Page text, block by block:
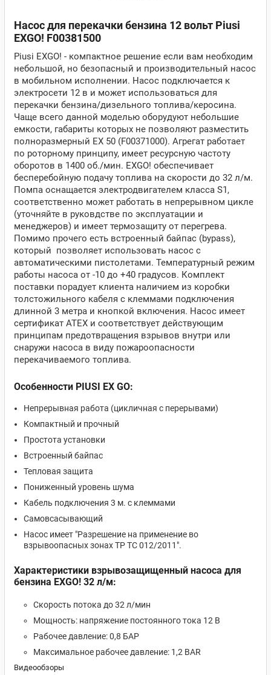
Насос для перекачки бензина 12 вольт Piusi
EXGO! F00381500
Piusi EXGO! - компактное решение если вам необходим
небольшой, но безопасный и производительный насос
в мобильном исполнении. Насос подключается к
электросети 12 в и может использоваться для
перекачки бензина/дизельного топлива/керосина.
Чаще всего данной моделью оборудуют небольшие
емкости, габариты которых не позволяют разместить
полноразмерный EX 50 (F00371000). Агрегат работает
по роторному принципу, имеет ресурсную частоту
оборотов в 1400 об./мин. EXGO! обеспечивает
бесперебойную подачу топлива на скорости до 32 л/м.
Помпа оснащается электродвигателем класса S1,
соответственно может работать в непрерывном цикле
(уточняйте в руковдстве по эксплуатации и
менеджеров) и имеет термозащиту от перегрева.
Помимо прочего есть встроенный байпас (bypass),
который позволяет использовать насос с
автоматическими пистолетами. Температурный режим
работы насоса от -10 до +40 градусов. Комплект
поставки порадует клиента наличием из коробки
толстожильного кабеля с клеммами подключения
длинной 3 метра и кнопкой включения. Насос имеет
сертификат ATEX и соответствует действующим
принципам предотвращения взрывов внутри или
снаружи насоса в виду пожароопасности
перекачиваемого топлива.
Особенности PIUSI EX GO:
Непрерывная работа (цикличная с перерывами)
Компактный и прочный
Простота установки
Встроенный байпас
Тепловая защита
Пониженный уровень шума
Кабель подключения 3 м. с клеммами
Самовсасывающий
Насос имеет "Разрешение на применение во
взрывоопасных зонах ТР ТС 012/2011".
Характеристики взрывозащищенный насоса для
бензина EXGO! 32 л/м:
Скорость потока до 32 л/мин
Мощность: напряжение постоянного тока 12 В
Рабочее давление: 0,8 БАР
Максимальное рабочее давление: 1,2 ВАR
Видеообзоры